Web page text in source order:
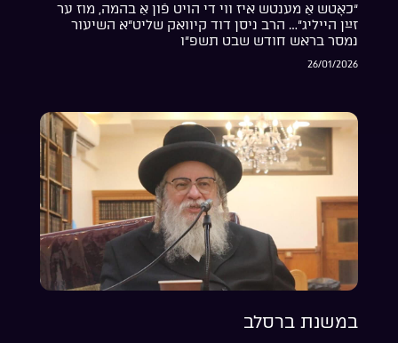
“כאָטש אַ מענטש איז ווי די הויט פֿון אַ בהמה, מוז ער
זײַן הייליג”… הרב ניסן דוד קיוואק שליט”א השיעור
נמסר בראש חודש שבט תשפ”ו
26/01/2026
במשנת ברסלב